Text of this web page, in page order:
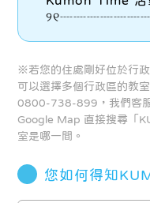
※若您的住處剛好位於行
可以選擇多個行政區的教
0800-738-899，我們客
Google Map 直接搜尋「
室是哪一間。
您如何得知